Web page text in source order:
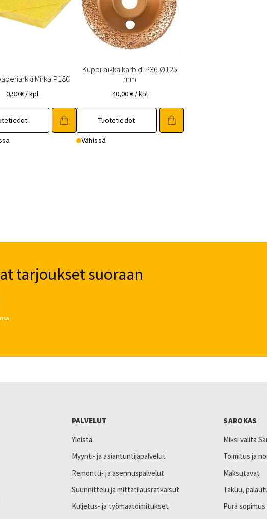
Mirka P180
0,90€ / kpl
Kuppilaikka karbidi P36 Ø125
mm
40,00€ / kpl
Tuotetiedot
Vähissä
tarjoukset suoraan
PALVELUT
Yleistä
Myynti- ja asiantuntijapalvelut
Remontti- ja asennuspalvelut
Suunnittelu ja mittatilausratkaisut
Kuljetus- ja työmaatoimitukset
SAROKAS
Miksi valita
Toimitus ja
Maksutavat
Takuu,
Pura sopimus